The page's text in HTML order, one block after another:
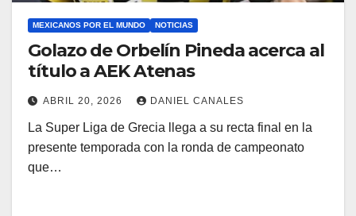
MEXICANOS POR EL MUNDO NOTICIAS
Golazo de Orbelín Pineda acerca al
título a AEK Atenas
ABRIL 20, 2026 DANIEL CANALES
La Super Liga de Grecia llega a su recta final en la
presente temporada con la ronda de campeonato
que…